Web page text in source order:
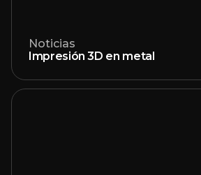
Noticias
Impresión 3D en metal